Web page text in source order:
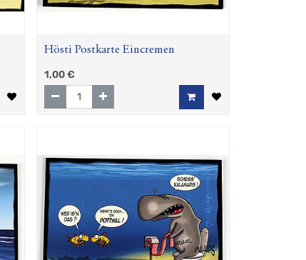
Hösti Postkarte Eincremen
1,00€